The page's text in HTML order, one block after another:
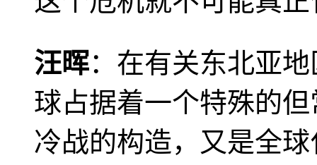
汪晖：在有关东北亚
球占据着一个特殊的
冷战的构造，又是全